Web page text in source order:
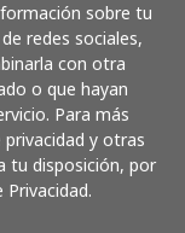
sobre tu
redes sociales,
con otra
o que hayan
Para más
y otras
tu disposición, por